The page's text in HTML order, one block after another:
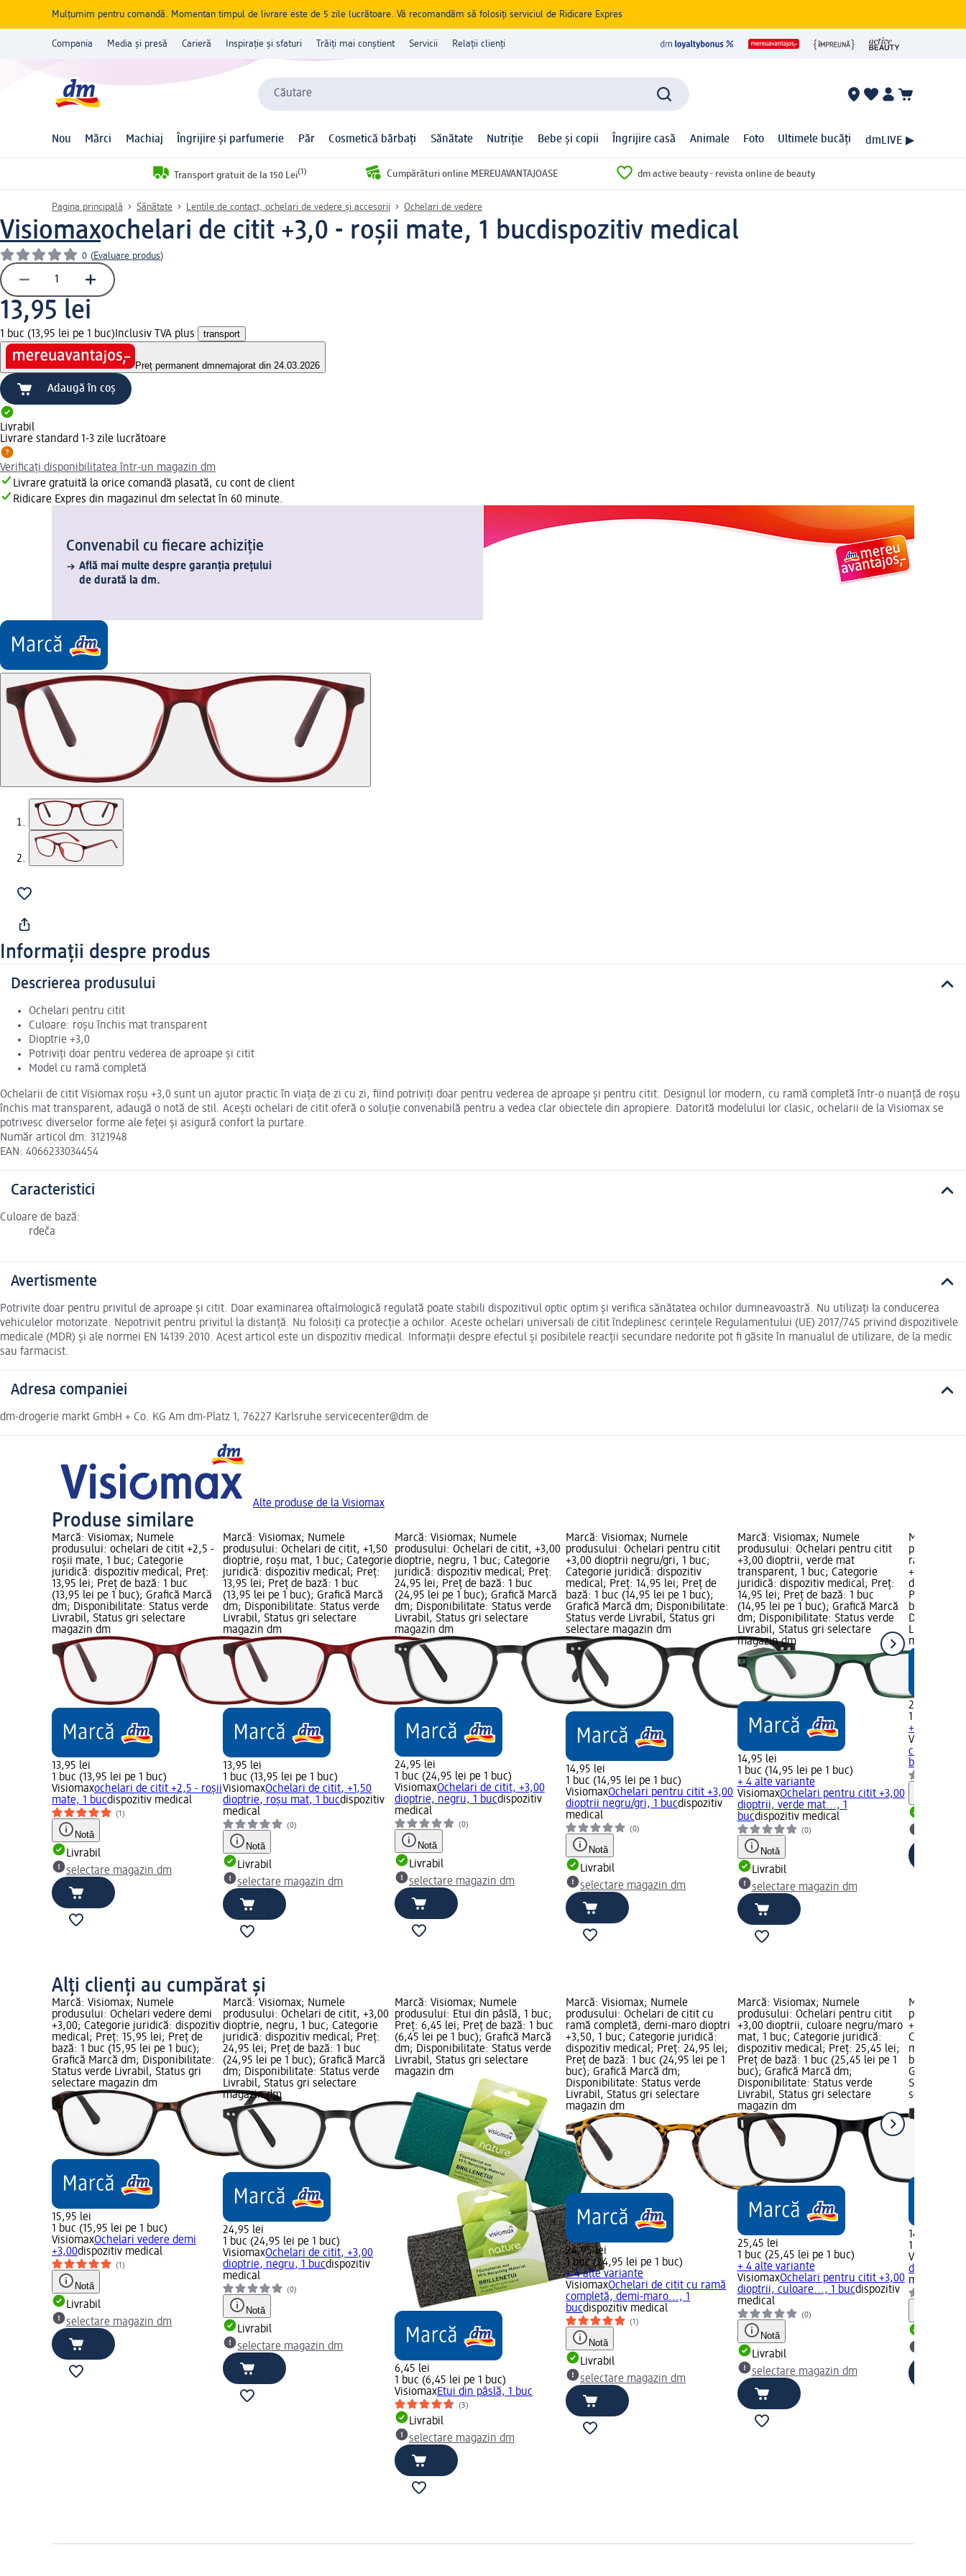
Mulțumim pentru comandă. Momentan timpul de livrare este de 5 zile lucrătoare. Vă recomandăm să folosiți serviciul de Ridicare Expres
Compania Media și presă Carieră Inspirație și sfaturi Trăiți mai conștient Servicii Relații clienți
Căutare
Nou Mărci Machiaj Îngrijire și parfumerie Păr Cosmetică bărbați Sănătate Nutriție Bebe și copii Îngrijire casă Animale Foto Ultimele bucăți dmLIVE ▶
Transport gratuit de la 150 Lei(1) Cumpărături online MEREUAVANTAJOASE dm active beauty - revista online de beauty
Pagina principală Sănătate Lentile de contact, ochelari de vedere și accesorii Ochelari de vedere
Visiomaxochelari de citit +3,0 - roșii mate, 1 bucdispozitiv medical
0 (Evaluare produs)
13,95 lei
1 buc (13,95 lei pe 1 buc) Inclusiv TVA plus transport
Preț permanent dmnemajorat din 24.03.2026
Adaugă în coș
Livrabil
Livrare standard 1-3 zile lucrătoare
Verificați disponibilitatea într-un magazin dm
Livrare gratuită la orice comandă plasată, cu cont de client
Ridicare Expres din magazinul dm selectat în 60 minute.
Convenabil cu fiecare achiziție
Află mai multe despre garanția prețului
de durată la dm.
Informații despre produs
Descrierea produsului
Ochelari pentru citit
Culoare: roșu închis mat transparent
Dioptrie +3,0
Potriviți doar pentru vederea de aproape și citit
Model cu ramă completă
Ochelarii de citit Visiomax roșu +3,0 sunt un ajutor practic în viața de zi cu zi, fiind potriviți doar pentru vederea de aproape și pentru citit. Designul lor modern, cu ramă completă într-o nuanță de roșu
închis mat transparent, adaugă o notă de stil. Acești ochelari de citit oferă o soluție convenabilă pentru a vedea clar obiectele din apropiere. Datorită modelului lor clasic, ochelarii de la Visiomax se
potrivesc diverselor forme ale feței și asigură confort la purtare.
Număr articol dm: 3121948
EAN: 4066233034454
Caracteristici
Culoare de bază:
rdeča
Avertismente
Potrivite doar pentru privitul de aproape și citit. Doar examinarea oftalmologică regulată poate stabili dispozitivul optic optim și verifica sănătatea ochilor dumneavoastră. Nu utilizați la conducerea
vehiculelor motorizate. Nepotrivit pentru privitul la distanță. Nu folosiți ca protecție a ochilor. Aceste ochelari universali de citit îndeplinesc cerințele Regulamentului (UE) 2017/745 privind dispozitivele
medicale (MDR) și ale normei EN 14139:2010. Acest articol este un dispozitiv medical. Informații despre efectul și posibilele reacții secundare nedorite pot fi găsite în manualul de utilizare, de la medic
sau farmacist.
Adresa companiei
dm-drogerie markt GmbH + Co. KG Am dm-Platz 1, 76227 Karlsruhe servicecenter@dm.de
Alte produse de la Visiomax
Produse similare
Marcă: Visiomax; Numele
produsului: ochelari de citit +2,5 -
roșii mate, 1 buc; Categorie
juridică: dispozitiv medical; Preț:
13,95 lei; Preț de bază: 1 buc
(13,95 lei pe 1 buc); Grafică Marcă
dm; Disponibilitate: Status verde
Livrabil, Status gri selectare
magazin dm
13,95 lei
1 buc (13,95 lei pe 1 buc)
Visiomaxochelari de citit +2,5 - roșii
mate, 1 bucdispozitiv medical
(1)
Notă
Livrabil
selectare magazin dm
Marcă: Visiomax; Numele
produsului: Ochelari de citit, +1,50
dioptrie, roșu mat, 1 buc; Categorie
juridică: dispozitiv medical; Preț:
13,95 lei; Preț de bază: 1 buc
(13,95 lei pe 1 buc); Grafică Marcă
dm; Disponibilitate: Status verde
Livrabil, Status gri selectare
magazin dm
13,95 lei
1 buc (13,95 lei pe 1 buc)
VisiomaxOchelari de citit, +1,50
dioptrie, roșu mat, 1 bucdispozitiv
medical
(0)
Notă
Livrabil
selectare magazin dm
Marcă: Visiomax; Numele
produsului: Ochelari de citit, +3,00
dioptrie, negru, 1 buc; Categorie
juridică: dispozitiv medical; Preț:
24,95 lei; Preț de bază: 1 buc
(24,95 lei pe 1 buc); Grafică Marcă
dm; Disponibilitate: Status verde
Livrabil, Status gri selectare
magazin dm
24,95 lei
1 buc (24,95 lei pe 1 buc)
VisiomaxOchelari de citit, +3,00
dioptrie, negru, 1 bucdispozitiv
medical
(0)
Notă
Livrabil
selectare magazin dm
Marcă: Visiomax; Numele
produsului: Ochelari pentru citit
+3,00 dioptrii negru/gri, 1 buc;
Categorie juridică: dispozitiv
medical; Preț: 14,95 lei; Preț de
bază: 1 buc (14,95 lei pe 1 buc);
Grafică Marcă dm; Disponibilitate:
Status verde Livrabil, Status gri
selectare magazin dm
14,95 lei
1 buc (14,95 lei pe 1 buc)
VisiomaxOchelari pentru citit +3,00
dioptrii negru/gri, 1 bucdispozitiv
medical
(0)
Notă
Livrabil
selectare magazin dm
Marcă: Visiomax; Numele
produsului: Ochelari pentru citit
+3,00 dioptrii, verde mat
transparent, 1 buc; Categorie
juridică: dispozitiv medical; Preț:
14,95 lei; Preț de bază: 1 buc
(14,95 lei pe 1 buc); Grafică Marcă
dm; Disponibilitate: Status verde
Livrabil, Status gri selectare
magazin dm
14,95 lei
1 buc (14,95 lei pe 1 buc)
+ 4 alte variante
VisiomaxOchelari pentru citit +3,00
dioptrii, verde mat..., 1
bucdispozitiv medical
(0)
Notă
Livrabil
selectare magazin dm
Marcă:
produsului:
ramă
+3,00, 1
dispozitiv
Preț de
buc);
Livrabil,
magazin
24,95 lei
1 buc
+ 4 alte
Visiomax
completă,
buc
Alți clienți au cumpărat și
Marcă: Visiomax; Numele
produsului: Ochelari vedere demi
+3,00; Categorie juridică: dispozitiv
medical; Preț: 15,95 lei; Preț de
bază: 1 buc (15,95 lei pe 1 buc);
Grafică Marcă dm; Disponibilitate:
Status verde Livrabil, Status gri
selectare magazin dm
15,95 lei
1 buc (15,95 lei pe 1 buc)
VisiomaxOchelari vedere demi
+3,00dispozitiv medical
(1)
Notă
Livrabil
selectare magazin dm
Marcă: Visiomax; Numele
produsului: Ochelari de citit, +3,00
dioptrie, negru, 1 buc; Categorie
juridică: dispozitiv medical; Preț:
24,95 lei; Preț de bază: 1 buc
(24,95 lei pe 1 buc); Grafică Marcă
dm; Disponibilitate: Status verde
Livrabil, Status gri selectare
magazin dm
24,95 lei
1 buc (24,95 lei pe 1 buc)
VisiomaxOchelari de citit, +3,00
dioptrie, negru, 1 bucdispozitiv
medical
(0)
Notă
Livrabil
selectare magazin dm
Marcă: Visiomax; Numele
produsului: Etui din pâslă, 1 buc;
Preț: 6,45 lei; Preț de bază: 1 buc
(6,45 lei pe 1 buc); Grafică Marcă
dm; Disponibilitate: Status verde
Livrabil, Status gri selectare
magazin dm
6,45 lei
1 buc (6,45 lei pe 1 buc)
VisiomaxEtui din pâslă, 1 buc
(3)
Livrabil
selectare magazin dm
Marcă: Visiomax; Numele
produsului: Ochelari de citit cu
ramă completă, demi-maro dioptri
+3,50, 1 buc; Categorie juridică:
dispozitiv medical; Preț: 24,95 lei;
Preț de bază: 1 buc (24,95 lei pe 1
buc); Grafică Marcă dm;
Disponibilitate: Status verde
Livrabil, Status gri selectare
magazin dm
24,95 lei
1 buc (24,95 lei pe 1 buc)
+ 4 alte variante
VisiomaxOchelari de citit cu ramă
completă, demi-maro..., 1
bucdispozitiv medical
(1)
Notă
Livrabil
selectare magazin dm
Marcă: Visiomax; Numele
produsului: Ochelari pentru citit
+3,00 dioptrii, culoare negru/maro
mat, 1 buc; Categorie juridică:
dispozitiv medical; Preț: 25,45 lei;
Preț de bază: 1 buc (25,45 lei pe 1
buc); Grafică Marcă dm;
Disponibilitate: Status verde
Livrabil, Status gri selectare
magazin dm
25,45 lei
1 buc (25,45 lei pe 1 buc)
+ 4 alte variante
VisiomaxOchelari pentru citit +3,00
dioptrii, culoare..., 1 bucdispozitiv
medical
(0)
Notă
Livrabil
selectare magazin dm
Marcă:
+3,00
Categorie
medical;
bază: 1 buc
Grafică
Status
selectare
14,95 lei
1 buc
Visiomax
dioptrii
medical